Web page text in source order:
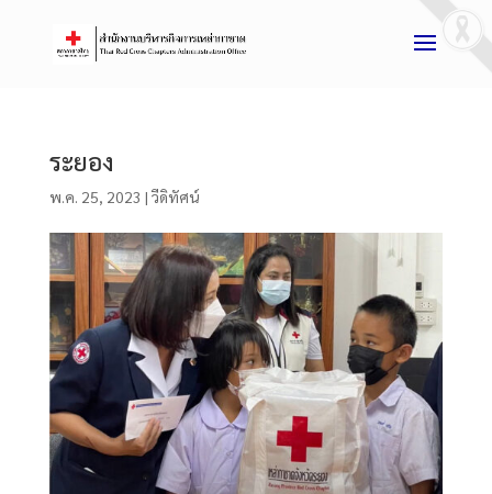
ระยอง
พ.ค. 25, 2023 | วีดิทัศน์